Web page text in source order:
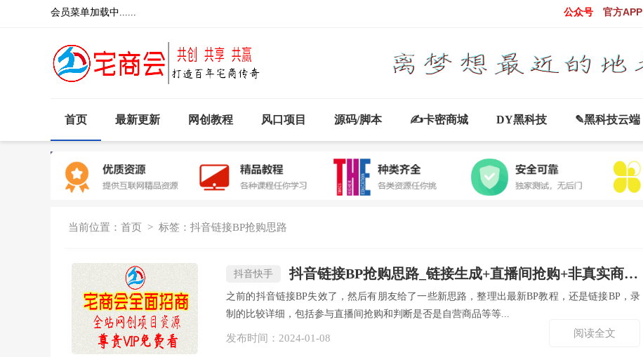
会员菜单加载中...... 公众号 官方APP
首页 最新更新 网创教程 风口项目 源码/脚本 ✍卡密商城 DY黑科技 ✎黑科技云端
当前位置： 首页 > 标签：抖音链接BP抢购思路
抖音快手 抖音链接BP抢购思路_链接生成+直播间抢购+非真实商品排异2.0
之前的抖音链接BP失效了，然后有朋友给了一些新思路，整理出最新BP教程，还是链接BP，录
制的比较详细，包括参与直播间抢购和判断是否是自营商品等等...
发布时间： 2024-01-08 阅读全文